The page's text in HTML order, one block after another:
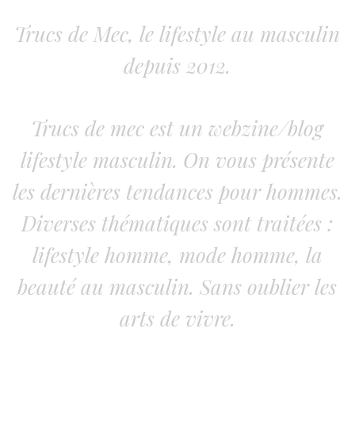
Trucs de Mec, le lifestyle au masculin
depuis 2012.
Trucs de mec est un webzine/blog
lifestyle masculin. On vous présente
les dernières tendances pour hommes.
Diverses thématiques sont traitées :
lifestyle homme, mode homme, la
beauté au masculin. Sans oublier les
arts de vivre.